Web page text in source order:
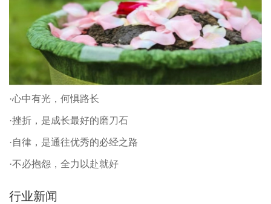
·心中有光，何惧路长
·挫折，是成长最好的磨刀石
·自律，是通往优秀的必经之路
·不必抱怨，全力以赴就好
行业新闻